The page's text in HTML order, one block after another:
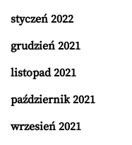
styczeń 2022
grudzień 2021
listopad 2021
październik 2021
wrzesień 2021